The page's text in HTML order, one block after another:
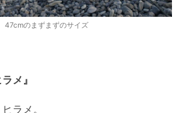
47cmのまずまずのサイズ
ラメ』
ラメ。